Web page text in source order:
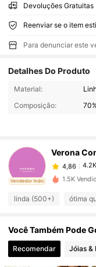
Devoluções Gratuitas
Para denunciar este
Detalhes Do Produto
Material:
Composição:
Vendedor Indicado
Verona
4,86
j***i pago
4,86
1.5K
linda (500+) ótima
Você Também Pode
Recomendar Jóias &